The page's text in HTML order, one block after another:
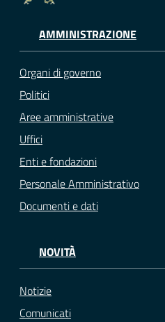
AMMINISTRAZIONE
Organi di governo
Politici
Aree amministrative
Uffici
Enti e fondazioni
Personale Amministrativo
Documenti e dati
NOVITÀ
Notizie
Comunicati